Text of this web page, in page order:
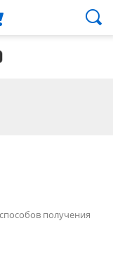
получения